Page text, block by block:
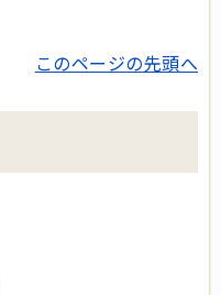
このページの先頭へ